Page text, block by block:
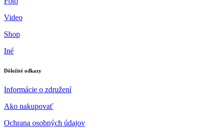
Video
Shop
Iné
Dôležité odkazy
Informácie o združení
Ako nakupovať
Ochrana osobných údajov